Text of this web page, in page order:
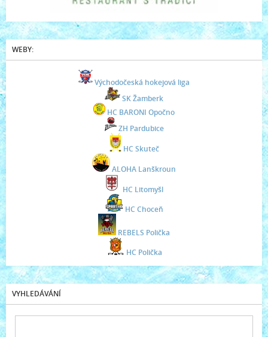
WEBY:
Východočeská hokejová liga
SK Žamberk
HC BARONI Opočno
ZH Pardubice
HC Skuteč
ALOHA Lanškroun
HC Litomyšl
HC Choceň
REBELS Polička
HC Polička
VYHLEDÁVÁNÍ